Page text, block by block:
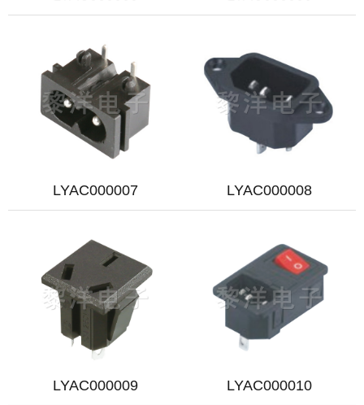
LYAC000007 LYAC000008
LYAC000009 LYAC000010